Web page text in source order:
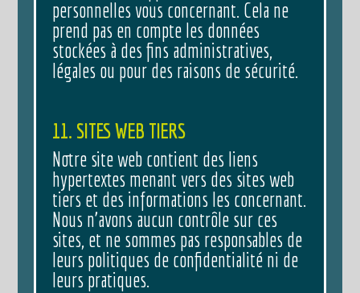
personnelles vous concernant. Cela ne
prend pas en compte les données
stockées à des fins administratives,
légales ou pour des raisons de sécurité.
11. SITES WEB TIERS
Notre site web contient des liens
hypertextes menant vers des sites web
tiers et des informations les concernant.
Nous n’avons aucun contrôle sur ces
sites, et ne sommes pas responsables de
leurs politiques de confidentialité ni de
leurs pratiques.